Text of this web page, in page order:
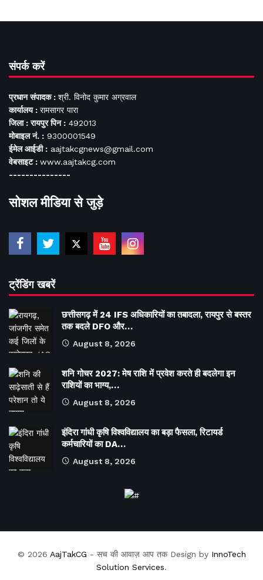
संपर्क करें
प्रधान संपादक : श्री. विनोद कुमार अग्रवाल
कार्यालय : रामसागर पारा
जिला : रायपुर पिन : 492013
मोबाइल नं. : 9300001549
ईमेल आईडी : aajtakcgnews@gmail.com
वेबसाइट : www.aajtakcg.com
---------------
सोशल मीडिया से जुड़े
ट्रेंडिंग खबरें
छत्तीसगढ़ में 24 IFS अधिकारियों का तबादला, रायपुर से बस्तर
तक बदले DFO और…
August 8, 2026
शनि गोचर 2027: मेष राशि में प्रवेश करते ही बदलेगा इन
राशियों का भाग्य,…
August 8, 2026
इंदिरा गांधी कृषि विश्वविद्यालय का बड़ा फैसला, रिटायर्ड
कर्मचारियों का DA…
August 8, 2026
© 2026 AajTakCG - सच की आवाज़ आप तक Design by InnoTech
Solution Services.